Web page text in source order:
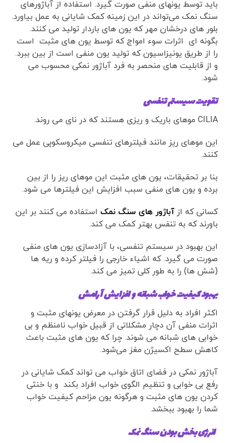
باید توسط یونهای منفی صورت گیرد. استفاده از آباژورهای
سنگ نمک می‌تواند در این زمینه کمک شایانی به عمل بیاورد.
بلور های درخشان مهر که یون های باردار تولید می کنند.
بگونه ای اثرات سوء امواج که توسط یون های مثبت است
را از طریق یونیزاسیون که تولید یون منفی است از بین ببرد.
و از قابلیت های منحصر به فرد آباژور نمکی محسوب می
شود.
تقویت سیستم تنفسی
CILIA موهای باریک و ریزی هستند که در نای می روند.
این موهای ریز مانند فیلترهای تنفسی میکروسکوپی عمل می
کنند.
بنا بر تحقیقات، یون های مثبت این موهای ریز را از بین
برده و یون های منفی سبب افزایش این فیلترها می شود.
کسانی که ازآباژور های سنگ نمک استفاده می کنند بر این
باورند که به تنفس بهتر کمک می کند.
این بهبود در سیستم تنفسی، با آزادسازی یون های منفی
صورت می گیرد. که اشیاء خارجی را فیلتر کرده و ریه ها
(شش ها) را به طور کلی تمیز می کند.
بهبود کیفیت خواب شبانه و افزایش آرامش
اکثر افراد به دلیل قرار گرفتن در معرض یونهای مثبت و
اثرات منفی آن دچار مشکلاتی از قبیل خواب نامنظم و بی
خوابی های شبانه می شوند. چرا که یون های مثبت باعث
کاهش سطح اکسیژن مغز می‌شود.
آباژور نمکی در فضای اتاق خواب می تواند کمک شایانی در
رفع بی خوابی و تنظیم الگوی خواب افراد بکند و با خنثی
کردن یون های مثبت و هرگونه یون مزاحم کیفیت خواب
شما را بهبود ببخشد.
انرژی بخش بودن سنگ نمک